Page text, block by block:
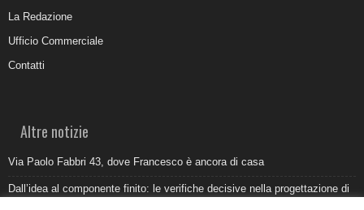
La Redazione
Ufficio Commerciale
Contatti
Altre notizie
Via Paolo Fabbri 43, dove Francesco è ancora di casa
Dall’idea al componente finito: le verifiche decisive nella progettazione di